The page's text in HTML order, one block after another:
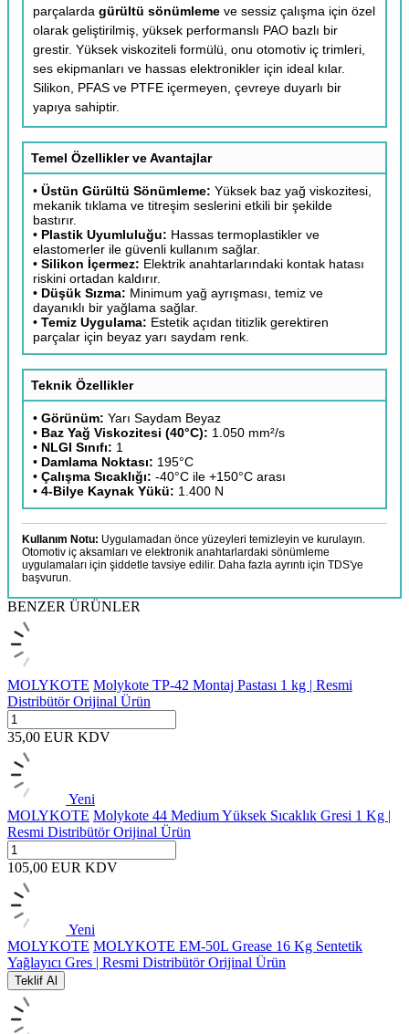
parçalarda gürültü sönümleme ve sessiz çalışma için özel
olarak geliştirilmiş, yüksek performanslı PAO bazlı bir
grestir. Yüksek viskoziteli formülü, onu otomotiv iç trimleri,
ses ekipmanları ve hassas elektronikler için ideal kılar.
Silikon, PFAS ve PTFE içermeyen, çevreye duyarlı bir
yapıya sahiptir.
Temel Özellikler ve Avantajlar
• Üstün Gürültü Sönümleme: Yüksek baz yağ viskozitesi,
mekanik tıklama ve titreşim seslerini etkili bir şekilde
bastırır.
• Plastik Uyumluluğu: Hassas termoplastikler ve
elastomerler ile güvenli kullanım sağlar.
• Silikon İçermez: Elektrik anahtarlarındaki kontak hatası
riskini ortadan kaldırır.
• Düşük Sızma: Minimum yağ ayrışması, temiz ve
dayanıklı bir yağlama sağlar.
• Temiz Uygulama: Estetik açıdan titizlik gerektiren
parçalar için beyaz yarı saydam renk.
Teknik Özellikler
• Görünüm: Yarı Saydam Beyaz
• Baz Yağ Viskozitesi (40°C): 1.050 mm²/s
• NLGI Sınıfı: 1
• Damlama Noktası: 195°C
• Çalışma Sıcaklığı: -40°C ile +150°C arası
• 4-Bilye Kaynak Yükü: 1.400 N
Kullanım Notu: Uygulamadan önce yüzeyleri temizleyin ve kurulayın.
Otomotiv iç aksamları ve elektronik anahtarlardaki sönümleme
uygulamaları için şiddetle tavsiye edilir. Daha fazla ayrıntı için TDS'ye
başvurun.
BENZER ÜRÜNLER
MOLYKOTE Molykote TP-42 Montaj Pastası 1 kg | Resmi
Distribütör Orijinal Ürün
35,00 EUR KDV
Yeni
MOLYKOTE Molykote 44 Medium Yüksek Sıcaklık Gresi 1 Kg |
Resmi Distribütör Orijinal Ürün
105,00 EUR KDV
Yeni
MOLYKOTE MOLYKOTE EM-50L Grease 16 Kg Sentetik
Yağlayıcı Gres | Resmi Distribütör Orijinal Ürün
Teklif Al